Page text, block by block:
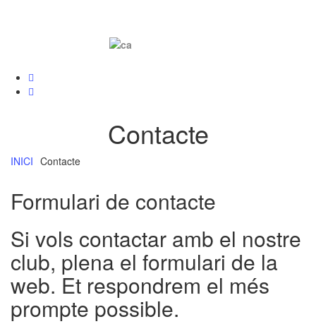
Contacte
INICI Contacte
Formulari de contacte
Si vols contactar amb el nostre
club, plena el formulari de la
web. Et respondrem el més
prompte possible.